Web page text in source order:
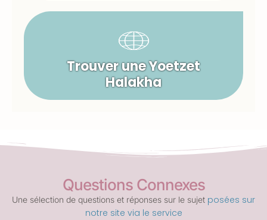
Trouver une Yoetzet
Halakha
Questions Connexes
Une sélection de questions et réponses sur le sujet posées sur
notre site via le service